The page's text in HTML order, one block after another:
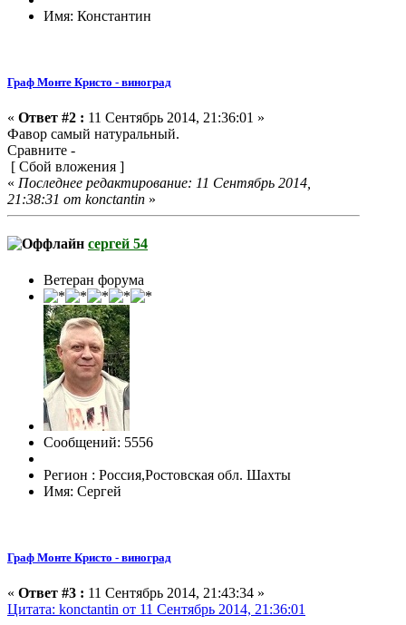
Имя: Константин
Граф Монте Кристо - виноград
« Ответ #2 : 11 Сентябрь 2014, 21:36:01 »
Фавор самый натуральный.
Сравните -
[ Сбой вложения ]
« Последнее редактирование: 11 Сентябрь 2014,
21:38:31 от konctantin »
сергей 54
Ветеран форума
Сообщений: 5556
Регион : Россия,Ростовская обл. Шахты
Имя: Сергей
Граф Монте Кристо - виноград
« Ответ #3 : 11 Сентябрь 2014, 21:43:34 »
Цитата: konctantin от 11 Сентябрь 2014, 21:36:01